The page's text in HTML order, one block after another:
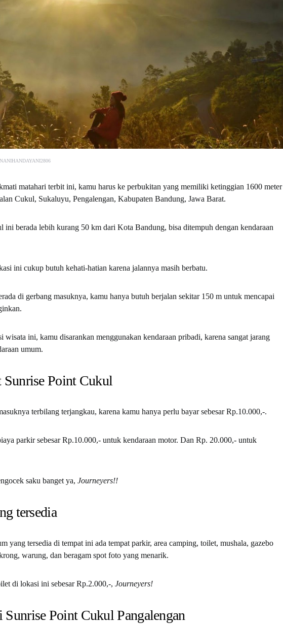
matahari terbit ini, kamu harus ke perbukitan yang memiliki ketinggian 1600 meter
Cukul, Sukaluyu, Pengalengan, Kabupaten Bandung, Jawa Barat.
ini berada lebih kurang 50 km dari Kota Bandung, bisa ditempuh dengan kendaraan
ini cukup butuh kehati-hatian karena jalannya masih berbatu.
di gerbang masuknya, kamu hanya butuh berjalan sekitar 150 m untuk mencapai
wisata ini, kamu disarankan menggunakan kendaraan pribadi, karena sangat jarang
umum.
Sunrise Point Cukul
terbilang terjangkau, karena kamu hanya perlu bayar sebesar Rp.10.000,-.
parkir sebesar Rp.10.000,- untuk kendaraan motor. Dan Rp. 20.000,- untuk
saku banget ya, Journeyers!!
tersedia
yang tersedia di tempat ini ada tempat parkir, area camping, toilet, mushala, gazebo
warung, dan beragam spot foto yang menarik.
di lokasi ini sebesar Rp.2.000,-, Journeyers!
Sunrise Point Cukul Pangalengan